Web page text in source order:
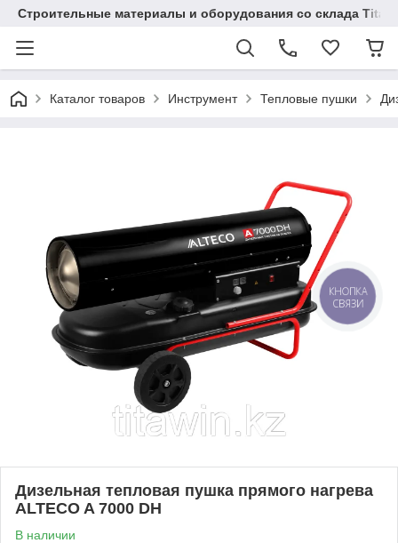
Строительные материалы и оборудования со склада
Каталог товаров Инструмент Тепловые пушки
Дизельная тепловая пушка прямого нагрева
ALTECO A 7000 DH
В наличии
КНОПКА
СВЯЗИ